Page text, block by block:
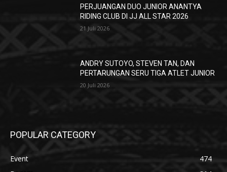
PERJUANGAN DUO JUNIOR ANANTYA
RIDING CLUB DI JJ ALL STAR 2026
21 Juli 2026
ANDRY SUTOYO, STEVEN TAN, DAN
PERTARUNGAN SERU TIGA ATLET JUNIOR
20 Juli 2026
POPULAR CATEGORY
Event
474